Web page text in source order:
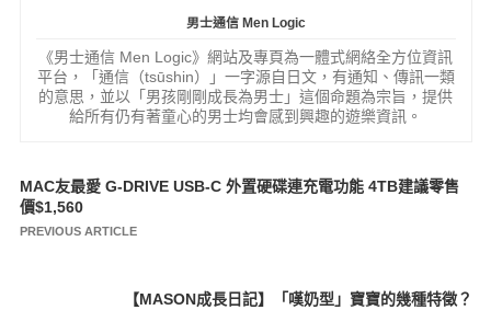
男士通信 Men Logic
《男士通信 Men Logic》網站及專頁為一體式網絡全方位資訊
平台，「通信（tsūshin）」一字源自日文，有通知、傳訊一類
的意思，並以「男孩剛剛成長為男士」這個命題為宗旨，提供
給所有仍有著童心的男士均會感到興趣的遊樂資訊。
文
章
MAC友最愛 G-DRIVE USB-C 外置硬碟連充電功能 4TB建議零售
價$1,560
PREVIOUS ARTICLE
【MASON成長日記】「嘆奶型」寶寶的幾種特徵？